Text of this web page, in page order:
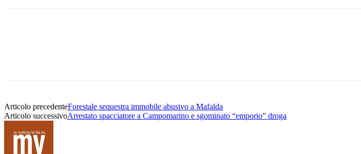
Articolo precedenteForestale sequestra immobile abusivo a Mafalda
Articolo successivoArrestato spacciatore a Campomarino e sgominato “emporio” droga